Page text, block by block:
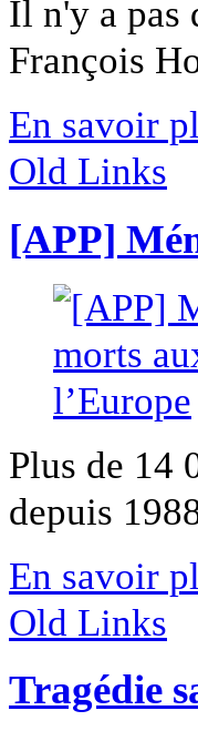
Il n'y a pas
François
En savoir
Old Links
[APP]
Plus de 14
depuis
En savoir
Old Links
Tragédie